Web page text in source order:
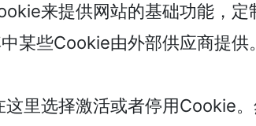
来提供网站的基础功能，定
某些Cookie由外部供应商提供。
里选择激活或者停用Cookie